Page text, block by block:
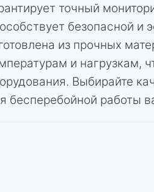
точный
безопасной и
из прочных
и нагрузкам,
Выбирайте
бесперебойной работы